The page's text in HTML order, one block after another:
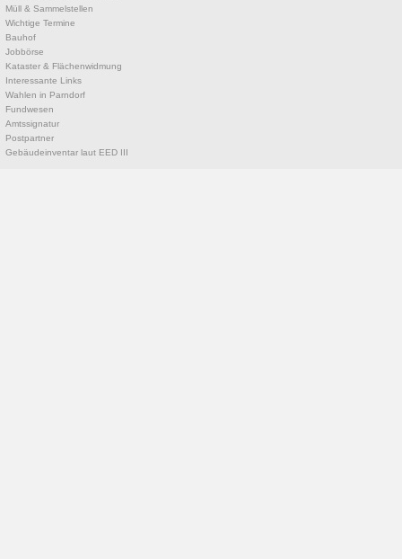
Müll & Sammelstellen
Wichtige Termine
Bauhof
Jobbörse
Kataster & Flächenwidmung
Interessante Links
Wahlen in Parndorf
Fundwesen
Amtssignatur
Postpartner
Gebäudeinventar laut EED III